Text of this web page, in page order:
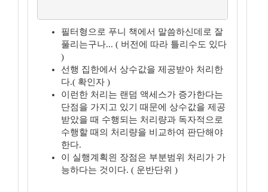
필터형으로 푸니 책에서 말씀하신데로 잘
풀리는구나... ( 버전에 따라 틀리수도 있다
)
선행 집한에서 상수값을 제공받아 처리한
다.( 확인자 )
이런한 처리는 랜덤 액세스가 증가한다는
단점을 가지고 있기 때문에 상수값을 제공
받았을 때 수행되는 처리량과 독자적으로
수행할 때의 처리량을 비교하여 판단해야
한다.
이 실행계획읜 장점은 부분범위 처리가 가
능하다는 것이다. ( 운반단위 )